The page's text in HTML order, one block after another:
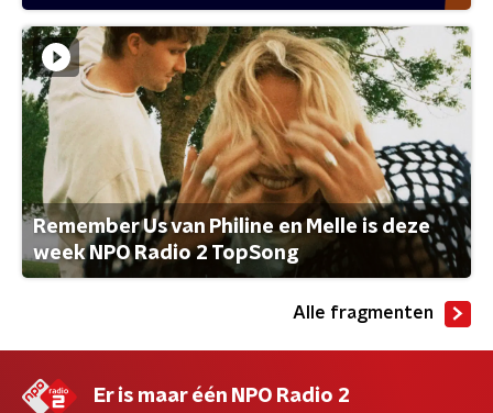
Remember Us van Philine en Melle is deze
week NPO Radio 2 TopSong
Alle fragmenten
Er is maar één NPO Radio 2